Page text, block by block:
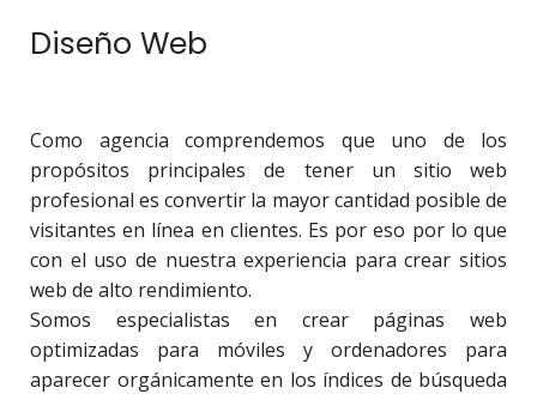
Diseño Web
Como agencia comprendemos que uno de los
propósitos principales de tener un sitio web
profesional es convertir la mayor cantidad posible de
visitantes en línea en clientes. Es por eso por lo que
con el uso de nuestra experiencia para crear sitios
web de alto rendimiento.
Somos especialistas en crear páginas web
optimizadas para móviles y ordenadores para
aparecer orgánicamente en los índices de búsqueda